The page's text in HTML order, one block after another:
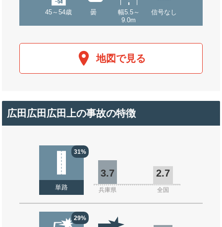
45～54歳 曇
幅5.5～
9.0m
信号なし
地図で見る
広田広田広田上の事故の特徴
31%
単路
3.7 2.7
兵庫県 全国
29%